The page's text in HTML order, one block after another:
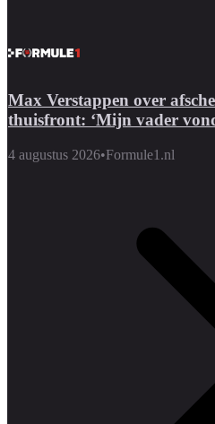
Max Verstappen over
thuisfront: ‘Mijn vader
4 augustus 2026•Formule1.nl